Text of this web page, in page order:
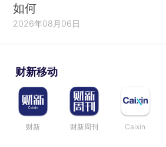
如何
2026年08月06日
财新移动
财新 财新周刊 Caixin